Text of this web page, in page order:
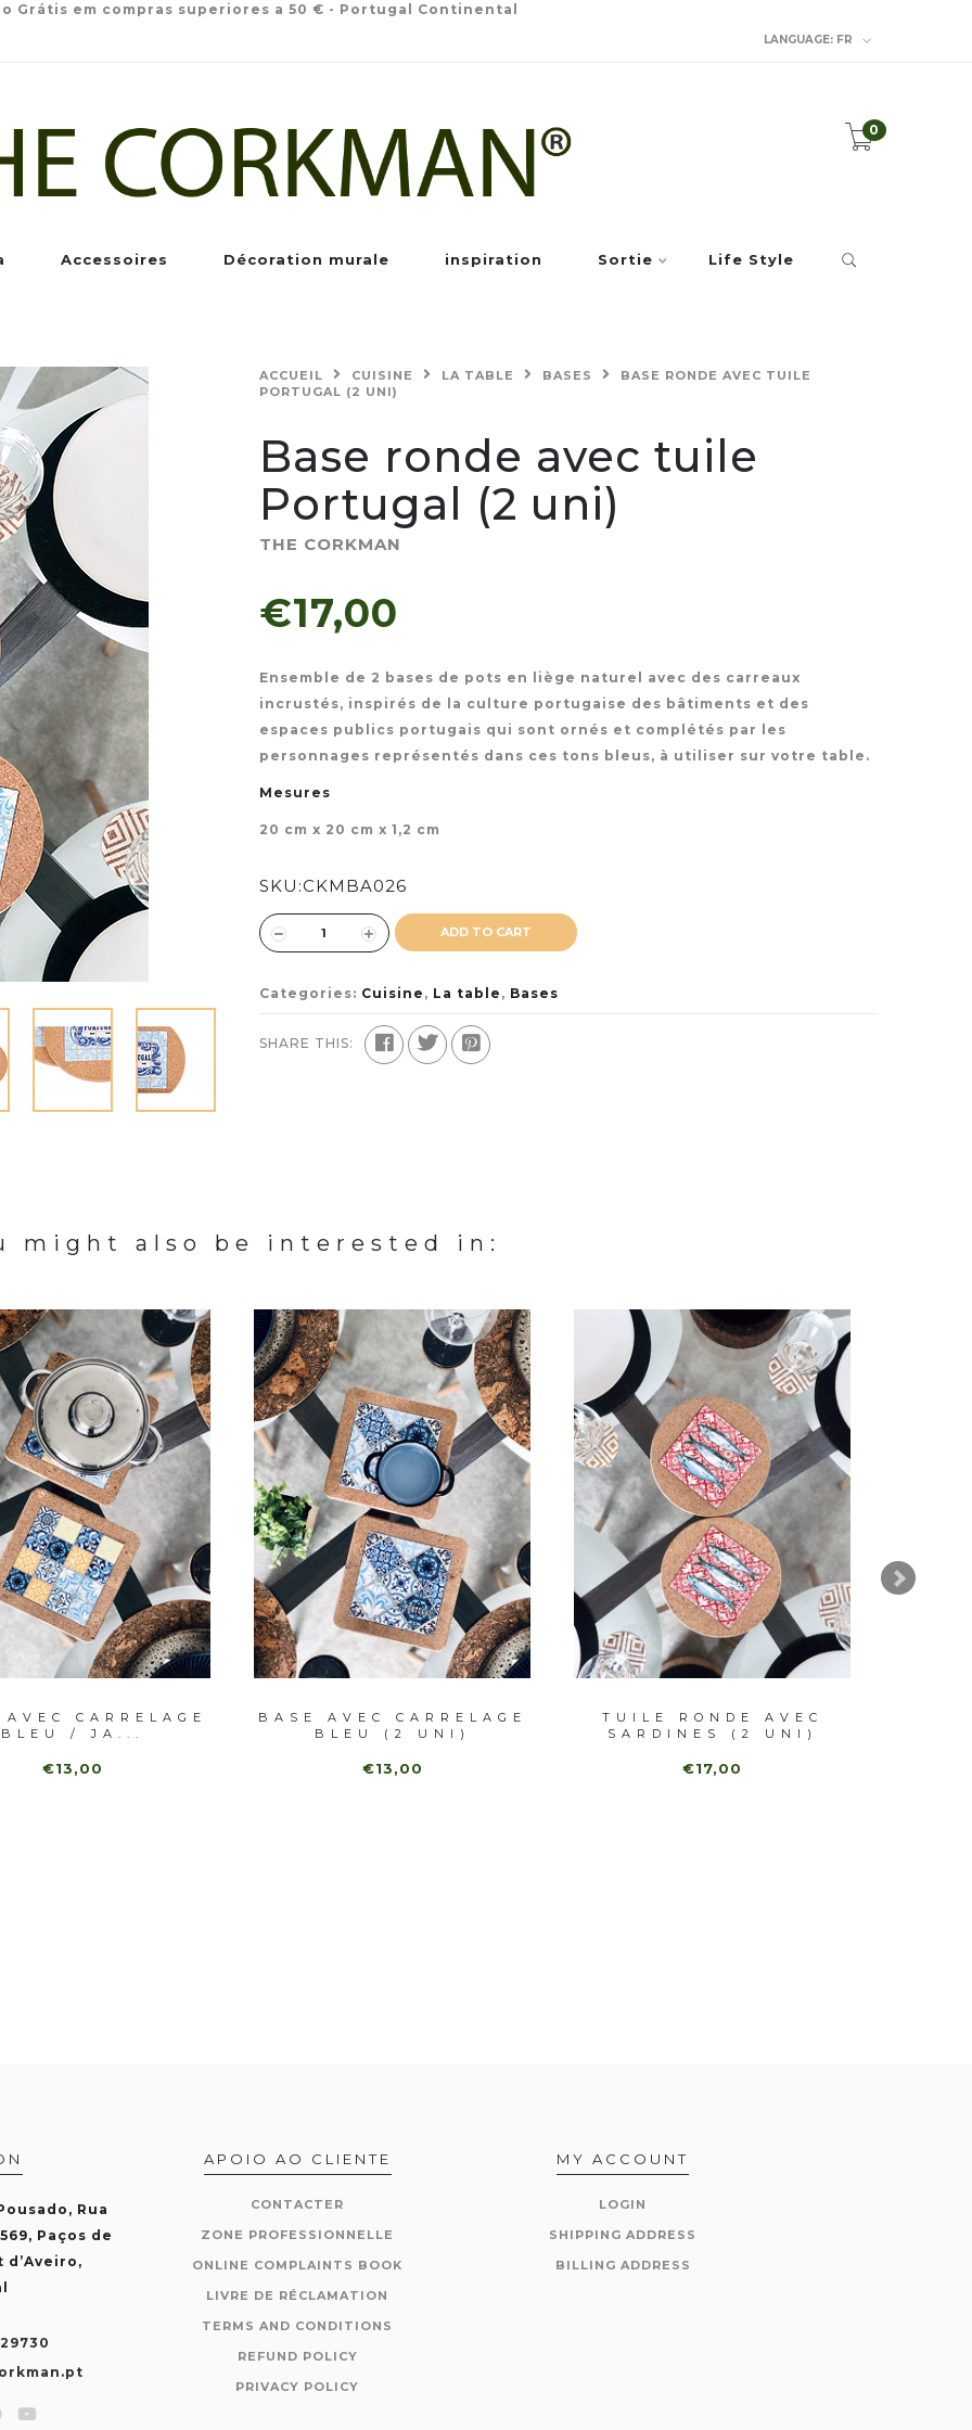
Grátis em compras superiores a 50 € - Portugal Continental
LANGUAGE: FR
0
Accessoires Décoration murale inspiration Sortie Life Style
ACCUEIL CUISINE LA TABLE BASES
BASE RONDE AVEC TUILE
PORTUGAL (2 UNI)
Base ronde avec tuile
Portugal (2 uni)
THE CORKMAN
€17,00
Ensemble de 2 bases de pots en liège naturel avec des carreaux
incrustés, inspirés de la culture portugaise des bâtiments et des
espaces publics portugais qui sont ornés et complétés par les
personnages représentés dans ces tons bleus, à utiliser sur votre table.
Mesures
20 cm x 20 cm x 1,2 cm
SKU:CKMBA026
ADD TO CART
Categories: Cuisine , La table , Bases
SHARE THIS:
might also be interested in:
CARRELAGE
BLEU / JA...
€13,00
BASE AVEC CARRELAGE
BLEU (2 UNI)
€13,00
TUILE RONDE AVEC
SARDINES (2 UNI)
€17,00
Rua
Paços de
APOIO AO CLIENTE
CONTACTER
ZONE PROFESSIONNELLE
ONLINE COMPLAINTS BOOK
LIVRE DE RÉCLAMATION
TERMS AND CONDITIONS
REFUND POLICY
PRIVACY POLICY
MY ACCOUNT
LOGIN
SHIPPING ADDRESS
BILLING ADDRESS